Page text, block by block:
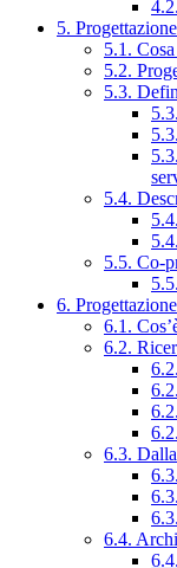
5.
5.1.
5.2.
5.3.
5.4.
5.5. Co-
6.
6.1.
6.2.
6.3.
6.4.